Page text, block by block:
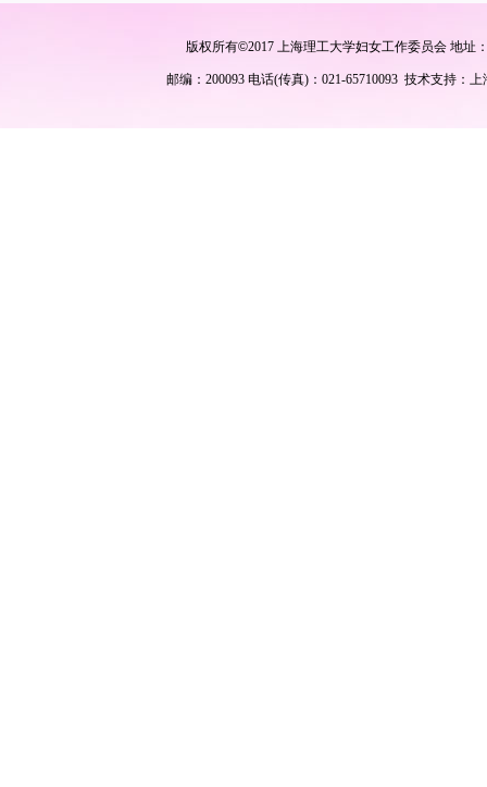
版权所有©2017 上海理工大学妇女工作委员会 地址
邮编：200093 电话(传真)：021-65710093 技术支持：